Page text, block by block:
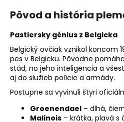
Pôvod a história
Pastiersky génius z Belgicka
Belgický ovčiak vznikol koncom
pes v Belgicku. Pôvodne
stád, no jeho inteligencia a
aj do služieb polície a armády.
Postupne sa vyvinuli štyri
Groenendael – dlhá,
Malinois – krátka, plavá s